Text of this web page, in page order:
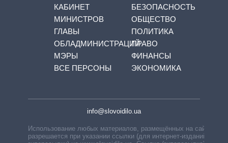
КАБИНЕТ
МИНИСТРОВ
ГЛАВЫ
ОБЛАДМИНИСТРАЦИЙ
МЭРЫ
ВСЕ ПЕРСОНЫ
БЕЗОПАСНОСТЬ
ОБЩЕСТВО
ПОЛИТИКА
ПРАВО
ФИНАНСЫ
ЭКОНОМИКА
info@slovoidilo.ua
Использование любых материалов, размещённых на сайте,
разрешается при указании ссылки (для интернет-изданий —